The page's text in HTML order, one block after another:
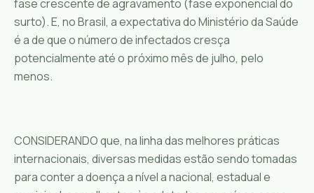
fase crescente de agravamento (fase exponencial do
surto). E, no Brasil, a expectativa do Ministério da Saúde
é a de que o número de infectados cresça
potencialmente até o próximo mês de julho, pelo
menos.
CONSIDERANDO que, na linha das melhores práticas
internacionais, diversas medidas estão sendo tomadas
para conter a doença a nível a nacional, estadual e